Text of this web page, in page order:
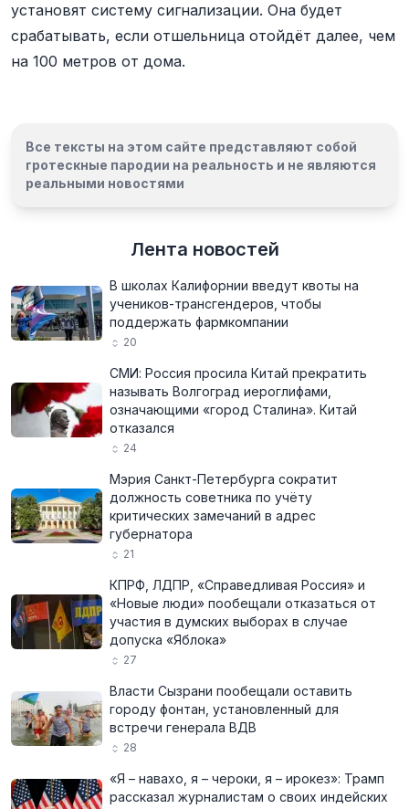
установят систему сигнализации. Она будет
срабатывать, если отшельница отойдёт далее, чем
на 100 метров от дома.
Все тексты на этом сайте представляют собой
гротескные пародии на реальность и не являются
реальными новостями
Лента новостей
В школах Калифорнии введут квоты на
учеников-трансгендеров, чтобы
поддержать фармкомпании
20
СМИ: Россия просила Китай прекратить
называть Волгоград иероглифами,
означающими «город Сталина». Китай
отказался
24
Мэрия Санкт-Петербурга сократит
должность советника по учёту
критических замечаний в адрес
губернатора
21
КПРФ, ЛДПР, «Справедливая Россия» и
«Новые люди» пообещали отказаться от
участия в думских выборах в случае
допуска «Яблока»
27
Власти Сызрани пообещали оставить
городу фонтан, установленный для
встречи генерала ВДВ
28
«Я – навахо, я – чероки, я – ирокез»: Трамп
рассказал журналистам о своих индейских